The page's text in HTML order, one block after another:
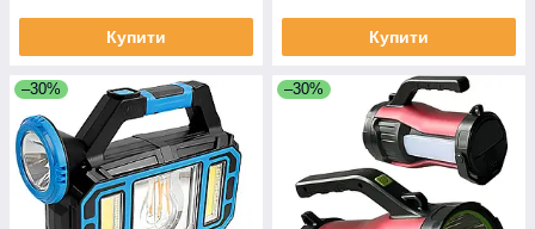
Купити Купити
–30% –30%